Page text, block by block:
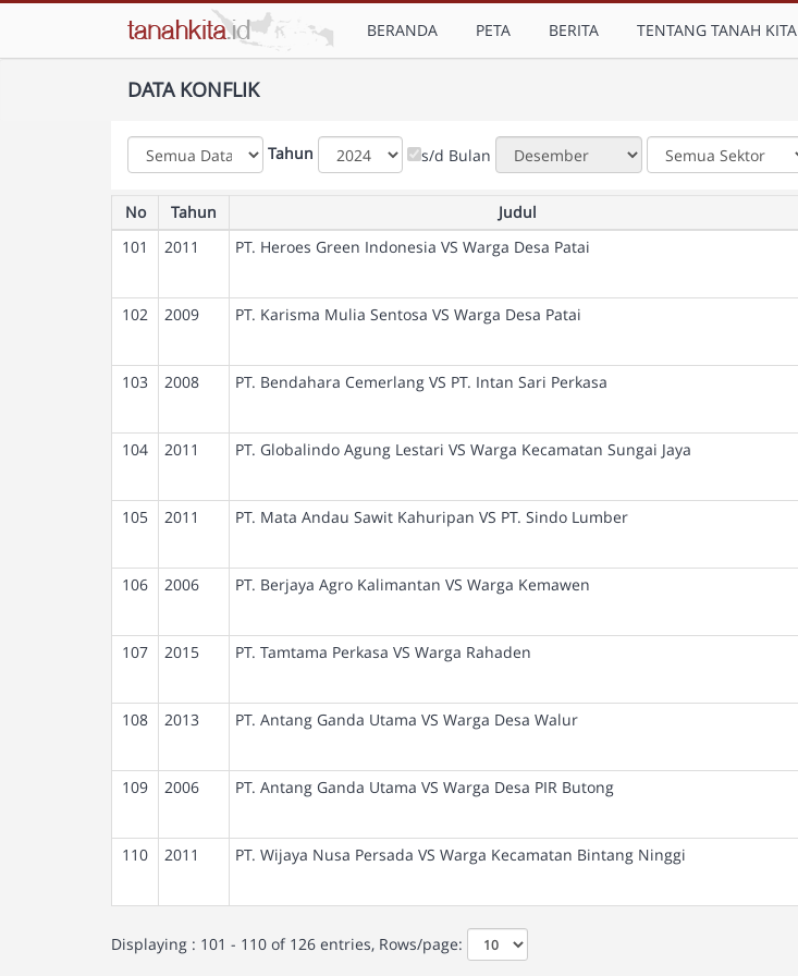
BERANDA PETA BERITA TENTANG TANAH KITA
DATA KONFLIK
Tahun s/d Bulan
No Tahun Judul
101
2011 PT. Heroes Green Indonesia VS Warga Desa Patai
102 2009 PT. Karisma Mulia Sentosa VS Warga Desa Patai
103 2008 PT. Bendahara Cemerlang VS PT. Intan Sari Perkasa
104 2011 PT. Globalindo Agung Lestari VS Warga Kecamatan Sungai Jaya
105 2011 PT. Mata Andau Sawit Kahuripan VS PT. Sindo Lumber
106 2006 PT. Berjaya Agro Kalimantan VS Warga Kemawen
107 2015 PT. Tamtama Perkasa VS Warga Rahaden
108 2013 PT. Antang Ganda Utama VS Warga Desa Walur
109 2006 PT. Antang Ganda Utama VS Warga Desa PIR Butong
110 2011 PT. Wijaya Nusa Persada VS Warga Kecamatan Bintang Ninggi
Displaying : 101 - 110 of 126 entries, Rows/page: